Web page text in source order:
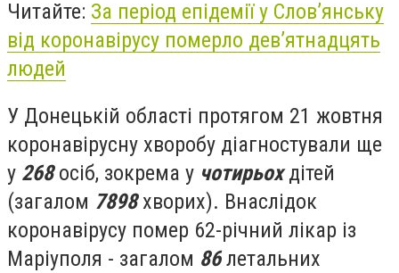
Читайте: За період епідемії у Слов’янську
від коронавірусу померло дев’ятнадцять
людей
У Донецькій області протягом 21 жовтня
коронавірусну хворобу діагностували ще
у 268осіб, зокрема у чотирьохдітей
(загалом 7898хворих). Внаслідок
коронавірусу помер 62-річний лікар із
Маріуполя - загалом 86летальних